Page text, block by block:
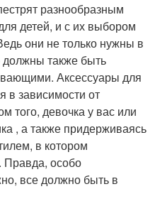
разнообразным
детей, и с их выбором
они не только нужны в
должны также быть
Аксессуары для
в зависимости от
того, девочка у вас или
, а также придерживаясь
в котором
Правда, особо
все должно быть в